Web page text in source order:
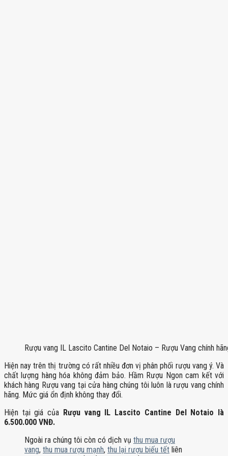
Rượu vang IL Lascito Cantine Del Notaio – Rượu Vang chính
Hiện nay trên thị trường có rất nhiều đơn vị phân phối rượu vang ý. Và
chất lượng hàng hóa không đảm bảo. Hầm Rượu Ngon cam kết với
khách hàng Rượu vang tại cửa hàng chúng tôi luôn là rượu vang chính
hãng. Mức giá ổn định không thay đổi.
Hiện tại giá của Rượu vang IL Lascito Cantine Del Notaio là
6.500.000 VNĐ.
Ngoài ra chúng tôi còn có dịch vụ thu mua rượu
vang, thu mua rượu mạnh, thu lại rượu biếu tết liên